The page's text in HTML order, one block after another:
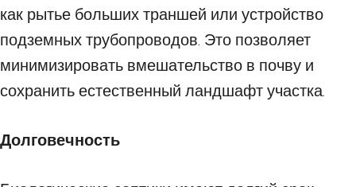
как рытье больших траншей или устройство
подземных трубопроводов. Это позволяет
минимизировать вмешательство в почву и
сохранить естественный ландшафт участка.
Долговечность